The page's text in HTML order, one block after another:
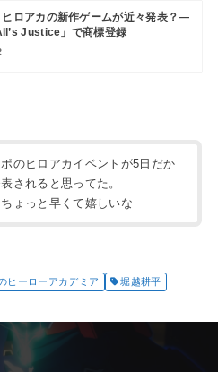
ヒロアカの新作ゲームが近々発表？―
Justice」で商標登録
のヒロアカイベントが5日だか
されると思ってた。
ょっと早くて嬉しいな
ヒーローアカデミア
堀越耕平